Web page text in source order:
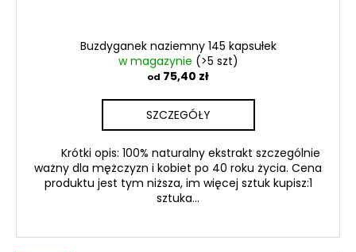
Buzdyganek naziemny 145 kapsułek
w magazynie (>5 szt)
od 75,40 zł
SZCZEGÓŁY
Krótki opis: 100% naturalny ekstrakt szczególnie
ważny dla mężczyzn i kobiet po 40 roku życia. Cena
produktu jest tym niższa, im więcej sztuk kupisz:1
sztuka...